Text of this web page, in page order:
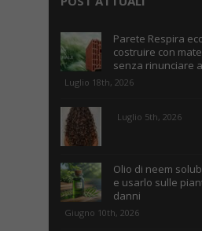
Parete Respira
costruire con
senza rinunciare
Luglio 18th, 2026
Luglio 5th, 2026
Olio di neem
e usarlo sulle
danni
Giugno 10th, 2026